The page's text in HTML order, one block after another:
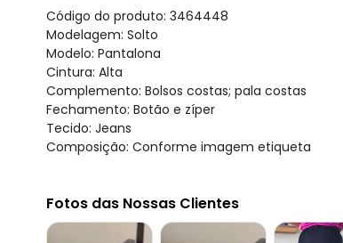
Código do produto: 3464448
Modelagem: Solto
Modelo: Pantalona
Cintura: Alta
Complemento: Bolsos costas; pala costas
Fechamento: Botão e zíper
Tecido: Jeans
Composição: Conforme imagem etiqueta
Fotos das Nossas Clientes